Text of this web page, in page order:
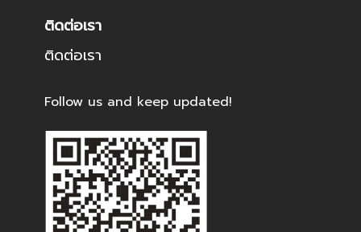
ติดต่อเรา
ติดต่อเรา
Follow us and keep updated!